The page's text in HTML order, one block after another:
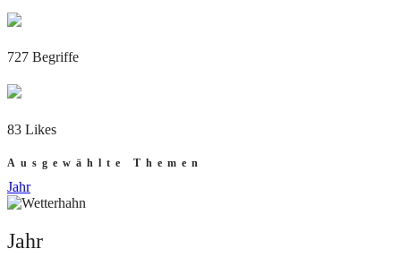
727 Begriffe
83 Likes
Ausgewählte Themen
Jahr
Jahr